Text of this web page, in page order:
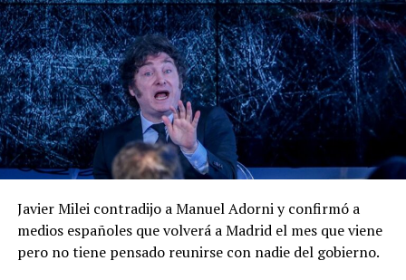
Javier Milei contradijo a Manuel Adorni y confirmó a
medios españoles que volverá a Madrid el mes que viene
pero no tiene pensado reunirse con nadie del gobierno.